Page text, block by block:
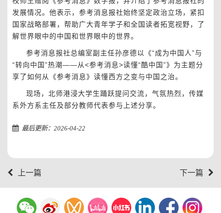
发展情况。他表示，参考消息报社始终坚定政治立场，紧扣
国家战略部署，帮助广大青年学子和全国读者拓宽视野，了
解世界眼中的中国和世界眼中的世界。
参考消息报社总编室副主任孙彦德以《“成为中国人”与
“转向中国”热潮——从<参考消息>读懂“酷中国”》为主题分
享了如何从《参考消息》读懂西方之变与中国之治。
现场，北师港浸大学生踊跃提问交流，气氛热烈，传媒
系外方系主任及部分教师代表参与上述分享。
最后更新：2026-04-22
上一篇 下一篇